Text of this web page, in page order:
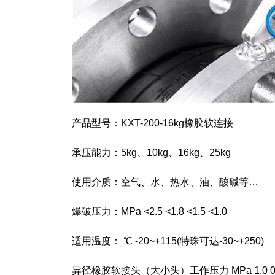
产品型号：KXT-200-16kg橡胶软连接
承压能力：5kg、10kg、16kg、25kg
使用介质：空气、水、热水、油、酸碱等…
爆破压力：MPa <2.5 <1.8 <1.5 <1.0
适用温度： ℃ -20~+115(特珠可达-30~+250)
异径橡胶软接头（大小头）工作压力 MPa 1.0